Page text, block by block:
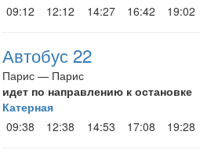
09:12
12:12 14:27 16:42 19:02
Автобус 22
Парис — Парис
идет по направлению к остановке
Катерная
09:38
12:38 14:53 17:08 19:28